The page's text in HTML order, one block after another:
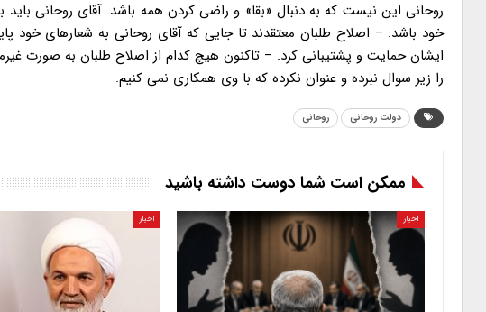
روحانی این نیست که به دنبال «بقا» و راضی کردن همه باشد. آقای روحانی
خود باشد. – اصلاح طلبان معتقدند تا جایی که آقای روحانی به شعارهای خود
ایشان حمایت و پشتیبانی کرد. – تاکنون هیچ کدام از اصلاح طلبان به صورت
را زیر سوال نبرده و عنوان نکرده که با وی همکاری نمی کنیم.
دولت روحانی روحانی
ممکن است شما دوست داشته باشید
اخبار اخبار